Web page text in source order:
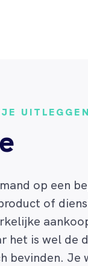
UITLEGGEN
op een
of
het is wel de
bevinden. Je